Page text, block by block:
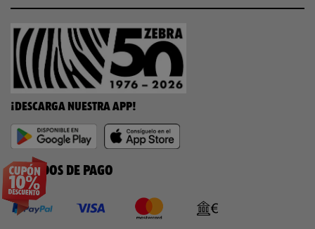
¡DESCARGA NUESTRA APP!
MÉTODOS DE PAGO